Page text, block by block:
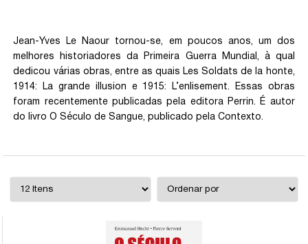
Jean-Yves Le Naour tornou-se, em poucos anos, um dos
melhores historiadores da Primeira Guerra Mundial, à qual
dedicou várias obras, entre as quais Les Soldats de la honte,
1914: La grande illusion e 1915: L’enlisement. Essas obras
foram recentemente publicadas pela editora Perrin. É autor
do livro O Século de Sangue, publicado pela Contexto.